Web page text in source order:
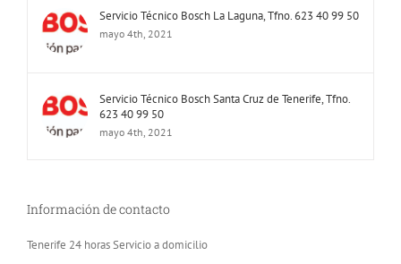
Servicio Técnico Bosch La Laguna, Tfno. 623 40 99 50
mayo 4th, 2021
Servicio Técnico Bosch Santa Cruz de Tenerife, Tfno.
623 40 99 50
mayo 4th, 2021
Información de contacto
Tenerife 24 horas Servicio a domicilio